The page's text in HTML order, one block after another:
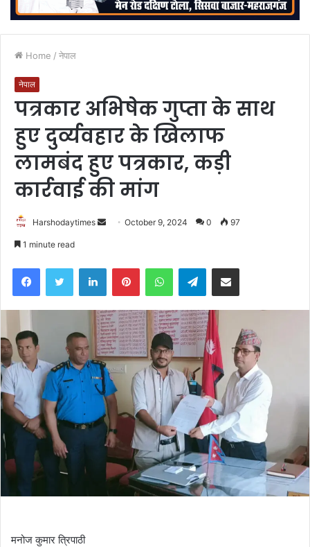
Home / नेपाल
नेपाल
पत्रकार अभिषेक गुप्ता के साथ
हुए दुर्व्यवहार के खिलाफ
लामबंद हुए पत्रकार, कड़ी
कार्रवाई की मांग
Harshodaytimes
SendOctober 9, 2024 0 97
1 minute read
FacebookTwitter LinkedInPinterestWhatsAppTelegramShare via Email
मनोज कुमार त्रिपाठी